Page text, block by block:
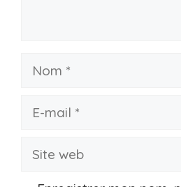
Nom
Site